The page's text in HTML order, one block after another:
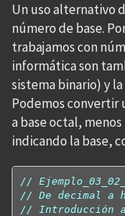
Un uso alternativo
número de base.
trabajamos con
informática son
sistema binario) y
Podemos convertir
a base octal,
indicando la base,
//
// De decimal a
// Introducción a